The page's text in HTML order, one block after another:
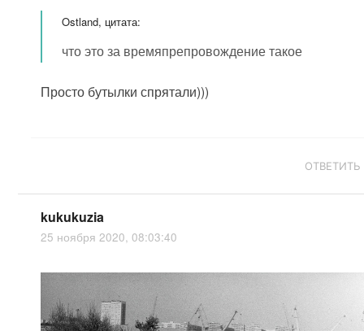
Ostland, цитата:
что это за времяпрепровождение такое
Просто бутылки спрятали)))
ОТВЕТИТЬ
kukukuzia
25 ноября 2020, 08:03:40